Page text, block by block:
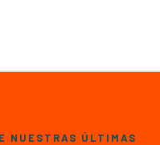
NUESTRAS ÚLTIMAS